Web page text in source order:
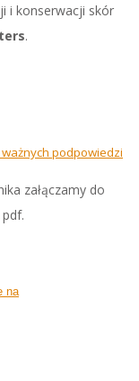
i konserwacji skór
.
podpowiedzi
załączamy do
na